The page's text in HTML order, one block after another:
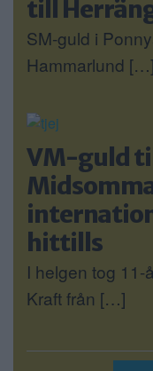
till
SM-guld i
Hammarlund […]
VM-guld
hittills
I helgen tog 11-
Kraft från […]